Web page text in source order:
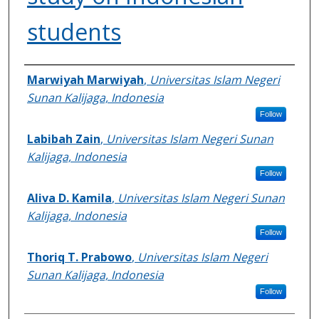
students
Authors
Marwiyah Marwiyah, Universitas Islam Negeri
Sunan Kalijaga, Indonesia
Follow
Labibah Zain, Universitas Islam Negeri Sunan
Kalijaga, Indonesia
Follow
Aliva D. Kamila, Universitas Islam Negeri Sunan
Kalijaga, Indonesia
Follow
Thoriq T. Prabowo, Universitas Islam Negeri
Sunan Kalijaga, Indonesia
Follow